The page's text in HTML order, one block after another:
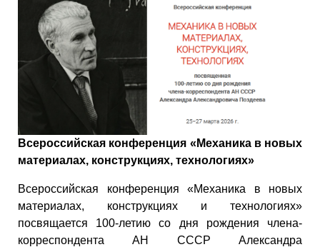
Всероссийская конференция «Механика в новых
материалах, конструкциях, технологиях»
Всероссийская конференция «Механика в новых
материалах, конструкциях и технологиях»
посвящается 100-летию со дня рождения члена-
корреспондента АН СССР Александра